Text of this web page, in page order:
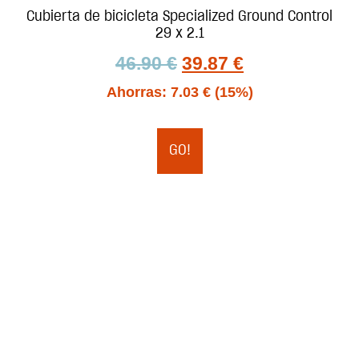
Cubierta de bicicleta Specialized Ground Control
29 x 2.1
46.90€ 39.87 €
Ahorras: 7.03 € (15%)
GO!